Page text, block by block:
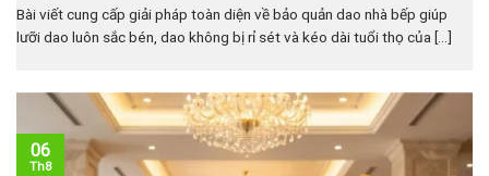
Bài viết cung cấp giải pháp toàn diện về bảo quản dao nhà bếp giúp
lưỡi dao luôn sắc bén, dao không bị rỉ sét và kéo dài tuổi thọ của [...]
06
Th8